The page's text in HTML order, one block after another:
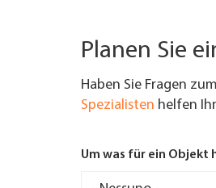
Planen Sie
Haben Sie Fragen
Spezialisten helfen
Um was für ein Objekt